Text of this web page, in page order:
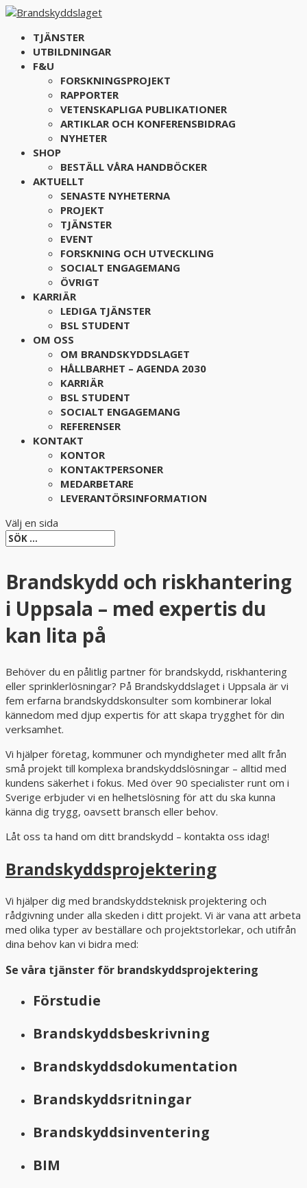
TJÄNSTER
UTBILDNINGAR
F&U
FORSKNINGSPROJEKT
RAPPORTER
VETENSKAPLIGA PUBLIKATIONER
ARTIKLAR OCH KONFERENSBIDRAG
NYHETER
SHOP
BESTÄLL VÅRA HANDBÖCKER
AKTUELLT
SENASTE NYHETERNA
PROJEKT
TJÄNSTER
EVENT
FORSKNING OCH UTVECKLING
SOCIALT ENGAGEMANG
ÖVRIGT
KARRIÄR
LEDIGA TJÄNSTER
BSL STUDENT
OM OSS
OM BRANDSKYDDSLAGET
HÅLLBARHET – AGENDA 2030
KARRIÄR
BSL STUDENT
SOCIALT ENGAGEMANG
REFERENSER
KONTAKT
KONTOR
KONTAKTPERSONER
MEDARBETARE
LEVERANTÖRSINFORMATION
Välj en sida
Brandskydd och riskhantering
i Uppsala – med expertis du
kan lita på
Behöver du en pålitlig partner för brandskydd, riskhantering
eller sprinklerlösningar? På Brandskyddslaget i Uppsala är vi
fem erfarna brandskyddskonsulter som kombinerar lokal
kännedom med djup expertis för att skapa trygghet för din
verksamhet.
Vi hjälper företag, kommuner och myndigheter med allt från
små projekt till komplexa brandskyddslösningar – alltid med
kundens säkerhet i fokus. Med över 90 specialister runt om i
Sverige erbjuder vi en helhetslösning för att du ska kunna
känna dig trygg, oavsett bransch eller behov.
Låt oss ta hand om ditt brandskydd – kontakta oss idag!
Brandskyddsprojektering
Vi hjälper dig med brandskyddsteknisk projektering och
rådgivning under alla skeden i ditt projekt. Vi är vana att arbeta
med olika typer av beställare och projektstorlekar, och utifrån
dina behov kan vi bidra med:
Se våra tjänster för brandskyddsprojektering
Förstudie
Brandskyddsbeskrivning
Brandskyddsdokumentation
Brandskyddsritningar
Brandskyddsinventering
BIM